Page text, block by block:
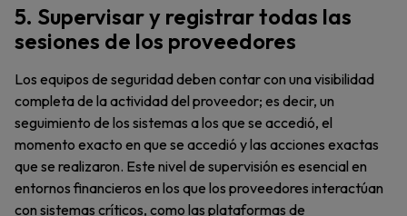
5. Supervisar y registrar todas las
sesiones de los proveedores
Los equipos de seguridad deben contar con una visibilidad
completa de la actividad del proveedor; es decir, un
seguimiento de los sistemas a los que se accedió, el
momento exacto en que se accedió y las acciones exactas
que se realizaron. Este nivel de supervisión es esencial en
entornos financieros en los que los proveedores interactúan
con sistemas críticos, como las plataformas de